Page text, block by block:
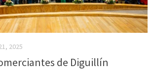
2025
de Diguillín